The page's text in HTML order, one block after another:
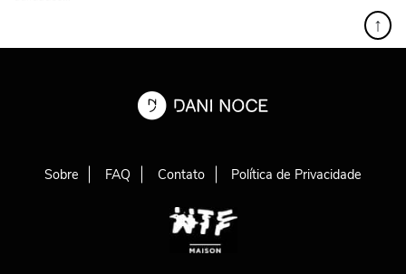
↑
Sobre FAQ Contato Política de Privacidade